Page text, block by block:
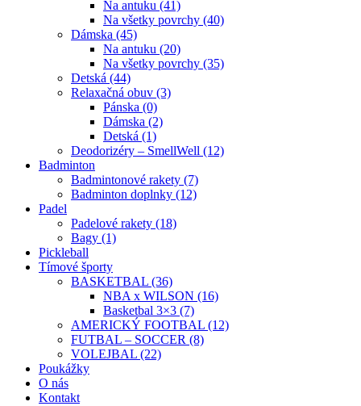
Na antuku (41)
Na všetky povrchy (40)
Dámska (45)
Na antuku (20)
Na všetky povrchy (35)
Detská (44)
Relaxačná obuv (3)
Pánska (0)
Dámska (2)
Detská (1)
Deodorizéry – SmellWell (12)
Badminton
Badmintonové rakety (7)
Badminton doplnky (12)
Padel
Padelové rakety (18)
Bagy (1)
Pickleball
Tímové športy
BASKETBAL (36)
NBA x WILSON (16)
Basketbal 3×3 (7)
AMERICKÝ FOOTBAL (12)
FUTBAL – SOCCER (8)
VOLEJBAL (22)
Poukážky
O nás
Kontakt